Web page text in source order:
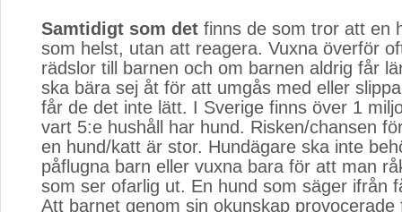
Samtidigt som det finns de som tror att en
som helst, utan att reagera. Vuxna överför
rädslor till barnen och om barnen aldrig får
ska bära sej åt för att umgås med eller
får de det inte lätt. I Sverige finns över 1
vart 5:e hushåll har hund. Risken/chansen
en hund/katt är stor. Hundägare ska inte
påflugna barn eller vuxna bara för att man
som ser ofarlig ut. En hund som säger ifrån
Att barnet genom sin okunskap provocerade